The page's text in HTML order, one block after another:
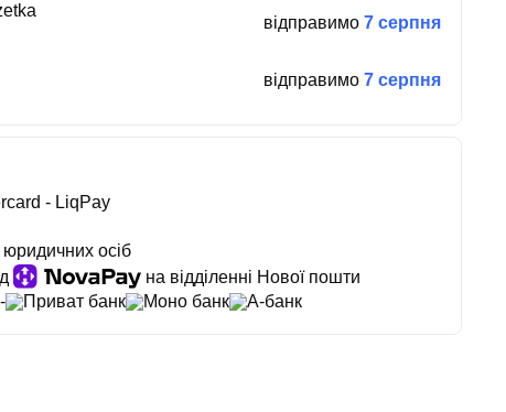
відправимо 7 серпня
відправимо 7 серпня
- LiqPay
юридичних осіб
на відділенні Нової пошти
Приват банк Моно банк А-банк